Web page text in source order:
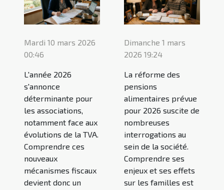
Mardi 10 mars 2026
00:46
L'année 2026
s'annonce
déterminante pour
les associations,
notamment face aux
évolutions de la TVA.
Comprendre ces
nouveaux
mécanismes fiscaux
devient donc un
Dimanche 1 mars
2026 19:24
La réforme des
pensions
alimentaires prévue
pour 2026 suscite de
nombreuses
interrogations au
sein de la société.
Comprendre ses
enjeux et ses effets
sur les familles est